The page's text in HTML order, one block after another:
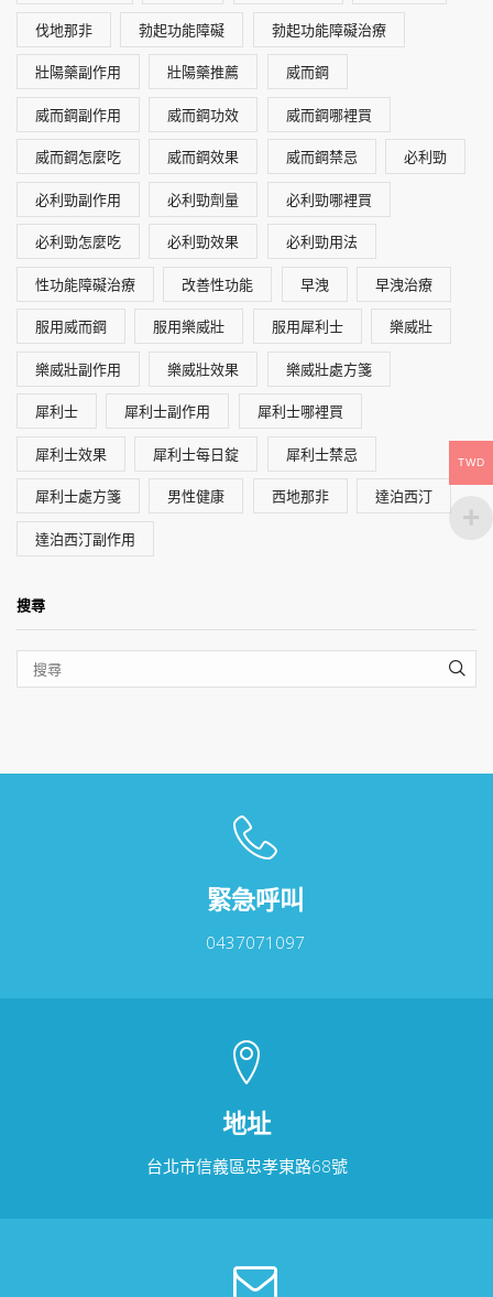
伐地那非 勃起功能障礙 勃起功能障礙治療
壯陽藥副作用 壯陽藥推薦 威而鋼
威而鋼副作用 威而鋼功效 威而鋼哪裡買
威而鋼怎麼吃 威而鋼效果 威而鋼禁忌 必利勁
必利勁副作用 必利勁劑量 必利勁哪裡買
必利勁怎麼吃 必利勁效果 必利勁用法
性功能障礙治療 改善性功能 早洩 早洩治療
服用威而鋼 服用樂威壯 服用犀利士 樂威壯
樂威壯副作用 樂威壯效果 樂威壯處方箋
犀利士 犀利士副作用 犀利士哪裡買
犀利士效果 犀利士每日錠 犀利士禁忌
犀利士處方箋 男性健康 西地那非 達泊西汀
達泊西汀副作用
搜尋
緊急呼叫
0437071097
地址
台北市信義區忠孝東路68號
TWD